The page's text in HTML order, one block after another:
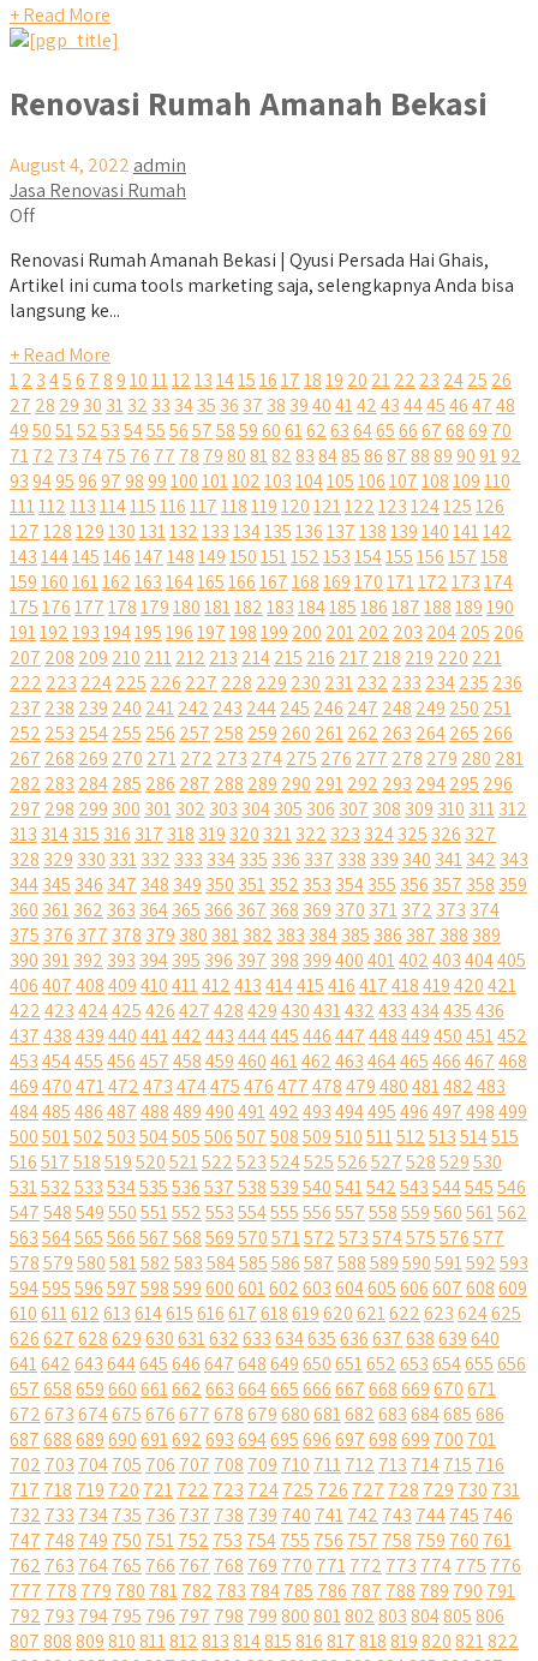
+ Read More
Renovasi Rumah Amanah Bekasi
August 4, 2022 admin
Jasa Renovasi Rumah
Off
Renovasi Rumah Amanah Bekasi | Qyusi Persada Hai Ghais,
Artikel ini cuma tools marketing saja, selengkapnya Anda bisa
langsung ke...
+ Read More
12 3456 78910111213141516171819 20 2122 23 2425 26
27 28 29 30 3132 33 3435 36 37 38 39404142434445464748
495051525354555657585960616263646566676869 70
7172 73 7475 76 77 78 7980818283848586878889909192
93949596979899100101102103104105106107108109110
111112113114115116117118119120121122123124125126
127128129130131132133134135136137138139140141142
143144145146147148149150151152153154155156157158
159160161162163164165166167168169170171172173174
175176177178179180181182183184185186187188189190
191192193194195196197198199 200 201202 203 204205 206
207 208 209 210 211212 213 214215 216 217 218 219 220 221
222 223 224225 226 227 228 229 230 231232 233 234235 236
237 238 239 240 241242 243 244245 246 247 248 249 250 251
252 253 254255 256 257 258 259 260 261262 263 264265 266
267 268 269 270 271272 273 274275 276 277 278 279 280 281
282 283 284285 286 287 288 289 290 291292 293 294295 296
297 298 299 300 301302 303 304305 306 307 308 309 310 311312
313 314315 316 317 318 319 320 321322 323 324325 326 327
328 329 330 331332 333 334335 336 337 338 339 340 341342 343
344345 346 347 348 349 350 351352 353 354355 356 357 358 359
360 361362 363 364365 366 367 368 369 370 371372 373 374
375 376 377 378 379 380 381382 383 384385 386 387 388 389
390 391392 393 394395 396 397 398 399400401402403404405
406407408409410411412413414415416417418419420421
422423424425426427428429430431432433434435436
437438439440441442443444445446447448449450451452
453454455456457458459460461462463464465466467468
469470471472473474475476477478479480481482483
484485486487488489490491492493494495496497498499
500501502503504505506507508509510511512513514515
516517518519520521522523524525526527528529530
531532533534535536537538539540541542543544545546
547548549550551552553554555556557558559560561562
563564565566567568569570571572573574575576577
578579580581582583584585586587588589590591592593
594595596597598599600601602603604605606607608609
610611612613614615616617618619620621622623624625
626627628629630631632633634635636637638639640
641642643644645646647648649650651652653654655656
657658659660661662663664665666667668669670671
672673674675676677678679680681682683684685686
687688689690691692693694695696697698699 700 701
702 703 704705 706 707 708 709 710 711712 713 714715 716
717 718 719 720 721722 723 724725 726 727 728 729 730 731
732 733 734735 736 737 738 739 740 741742 743 744745 746
747 748 749 750 751752 753 754755 756 757 758 759 760 761
762 763 764765 766 767 768 769 770 771772 773 774775 776
777 778 779 780 781782 783 784785 786 787 788 789 790 791
792 793 794795 796 797 798 799800801802803804805806
807808809810811812813814815816817818819820821822